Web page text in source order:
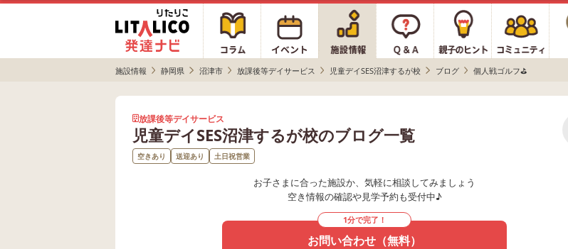
施設情報 静岡県 沼津市 放課後等デイサービス 児童デイSES沼津するが校 ブログ 個人戦ゴルフ⛳
放課後等デイサービス
児童デイSES沼津するが校のブログ一覧
空きあり 送迎あり 土日祝営業
お子さまに合った施設か、気軽に相談してみましょう
空き情報の確認や見学予約も受付中♪
1分で完了！
お問い合わせ（無料）